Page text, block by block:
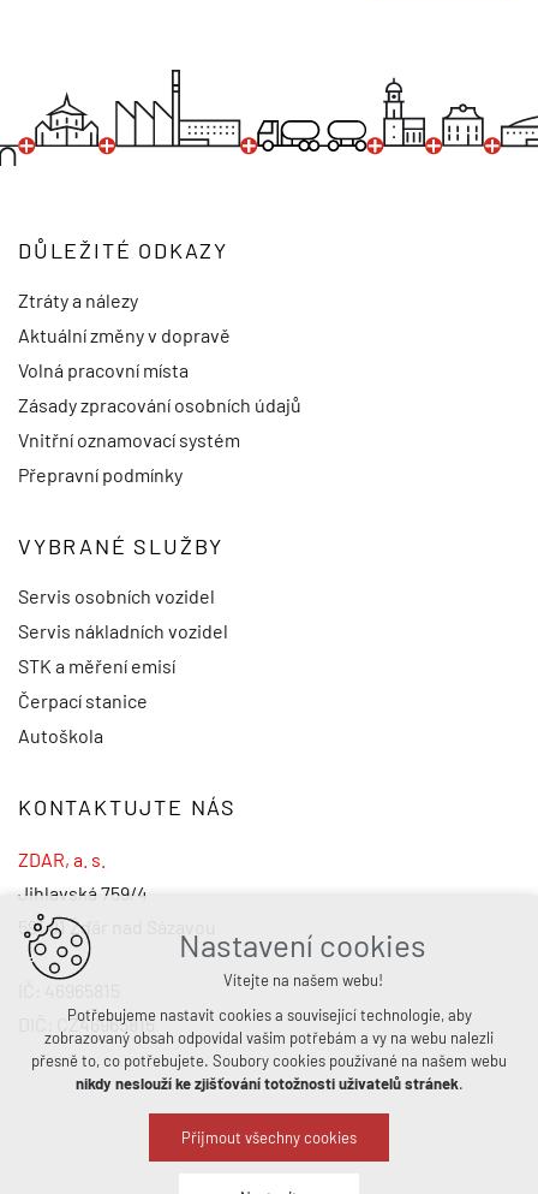
DŮLEŽITÉ ODKAZY
Ztráty a nálezy
Aktuální změny v dopravě
Volná pracovní místa
Zásady zpracování osobních údajů
Vnitřní oznamovací systém
Přepravní podmínky
VYBRANÉ SLUŽBY
Servis osobních vozidel
Servis nákladních vozidel
STK a měření emisí
Čerpací stanice
Autoškola
KONTAKTUJTE NÁS
ZDAR, a. s.
Jihlavská 759/4
591 01 Žďár nad Sázavou
DIČ: CZ46965815
Nastavení cookies
Vítejte na našem webu!
Potřebujeme nastavit cookies a související technologie, aby
zobrazovaný obsah odpovídal vašim potřebám a vy na webu nalezli
přesně to, co potřebujete. Soubory cookies používané na našem webu
nikdy neslouží ke zjišťování totožnosti uživatelů stránek.
Přijmout všechny cookies